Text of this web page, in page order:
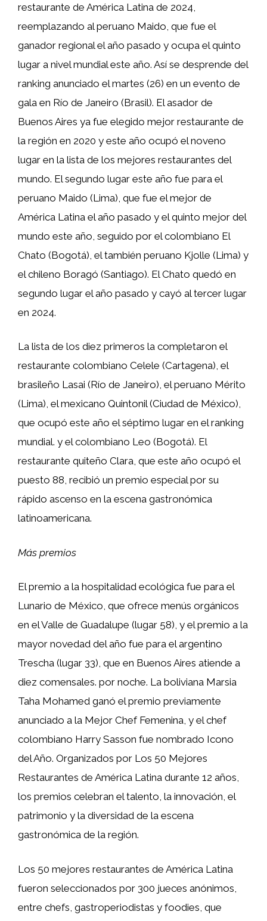
restaurante de América Latina de 2024,
reemplazando al peruano Maido, que fue el
ganador regional el año pasado y ocupa el quinto
lugar a nivel mundial este año. Así se desprende del
ranking anunciado el martes (26) en un evento de
gala en Río de Janeiro (Brasil). El asador de
Buenos Aires ya fue elegido mejor restaurante de
la región en 2020 y este año ocupó el noveno
lugar en la lista de los mejores restaurantes del
mundo. El segundo lugar este año fue para el
peruano Maido (Lima), que fue el mejor de
América Latina el año pasado y el quinto mejor del
mundo este año, seguido por el colombiano El
Chato (Bogotá), el también peruano Kjolle (Lima) y
el chileno Boragó (Santiago). El Chato quedó en
segundo lugar el año pasado y cayó al tercer lugar
en 2024.
La lista de los diez primeros la completaron el
restaurante colombiano Celele (Cartagena), el
brasileño Lasai (Río de Janeiro), el peruano Mérito
(Lima), el mexicano Quintonil (Ciudad de México),
que ocupó este año el séptimo lugar en el ranking
mundial. y el colombiano Leo (Bogotá). El
restaurante quiteño Clara, que este año ocupó el
puesto 88, recibió un premio especial por su
rápido ascenso en la escena gastronómica
latinoamericana.
Más premios
El premio a la hospitalidad ecológica fue para el
Lunario de México, que ofrece menús orgánicos
en el Valle de Guadalupe (lugar 58), y el premio a la
mayor novedad del año fue para el argentino
Trescha (lugar 33), que en Buenos Aires atiende a
diez comensales. por noche. La boliviana Marsia
Taha Mohamed ganó el premio previamente
anunciado a la Mejor Chef Femenina, y el chef
colombiano Harry Sasson fue nombrado Icono
del Año. Organizados por Los 50 Mejores
Restaurantes de América Latina durante 12 años,
los premios celebran el talento, la innovación, el
patrimonio y la diversidad de la escena
gastronómica de la región.
Los 50 mejores restaurantes de América Latina
fueron seleccionados por 300 jueces anónimos,
entre chefs, gastroperiodistas y foodies, que